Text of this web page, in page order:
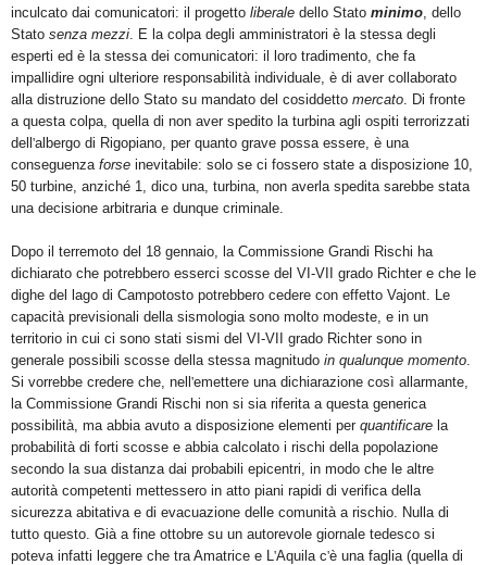
inculcato dai comunicatori: il progetto liberale dello Stato minimo , dello
Stato senza mezzi . E la colpa degli amministratori è la stessa degli
esperti ed è la stessa dei comunicatori: il loro tradimento, che fa
impallidire ogni ulteriore responsabilità individuale, è di aver collaborato
alla distruzione dello Stato su mandato del cosiddetto mercato . Di fronte
a questa colpa, quella di non aver spedito la turbina agli ospiti terrorizzati
dell 'albergo di Rigopiano, per quanto grave possa essere, è una
conseguenza forse inevitabile: solo se ci fossero state a disposizione 10,
50 turbine, anziché 1, dico una, turbina, non averla spedita sarebbe stata
una decisione arbitraria e dunque criminale.
Dopo il terremoto del 18 gennaio, la Commissione Grandi Rischi ha
dichiarato che potrebbero esserci scosse del VI-VII grado Richter e che le
dighe del lago di Campotosto potrebbero cedere con effetto Vajont. Le
capacità previsionali della sismologia sono molto modeste, e in un
territorio in cui ci sono stati sismi del VI-VII grado Richter sono in
generale possibili scosse della stessa magnitudo in qualunque momento
Si vorrebbe credere che, nell 'emettere una dichiarazione così allarmante,
la Commissione Grandi Rischi non si sia riferita a questa generica
possibilità, ma abbia avuto a disposizione elementi per quantificare la
probabilità di forti scosse e abbia calcolato i rischi della popolazione
secondo la sua distanza dai probabili epicentri, in modo che le altre
autorità competenti mettessero in atto piani rapidi di verifica della
sicurezza abitativa e di evacuazione delle comunità a rischio. Nulla di
tutto questo. Già a fine ottobre su un autorevole giornale tedesco si
poteva infatti leggere che tra Amatrice e L 'Aquila c'è una faglia (quella di